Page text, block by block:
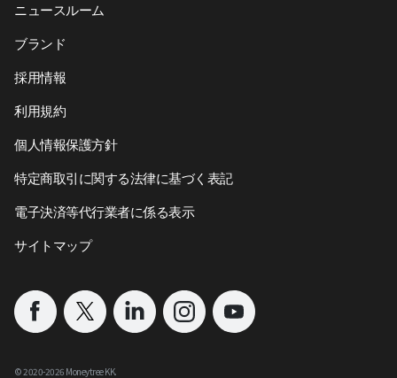
ニュースルーム
ブランド
採用情報
利用規約
個人情報保護方針
特定商取引に関する法律に基づく表記
電子決済等代行業者に係る表示
サイトマップ
©︎ 2020-2026 Moneytree KK.